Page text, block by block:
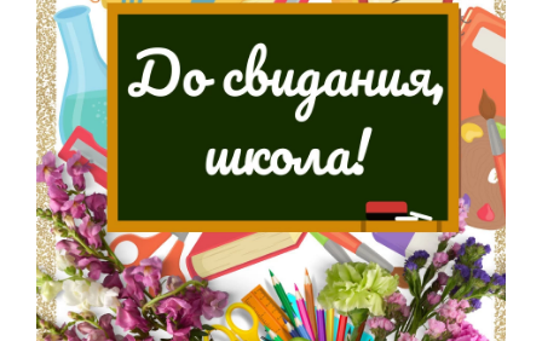
Свадьба
Годовщина свадьбы
Календарь праздников
КОМУ
Женщине
Мужчине
Маме
Папе